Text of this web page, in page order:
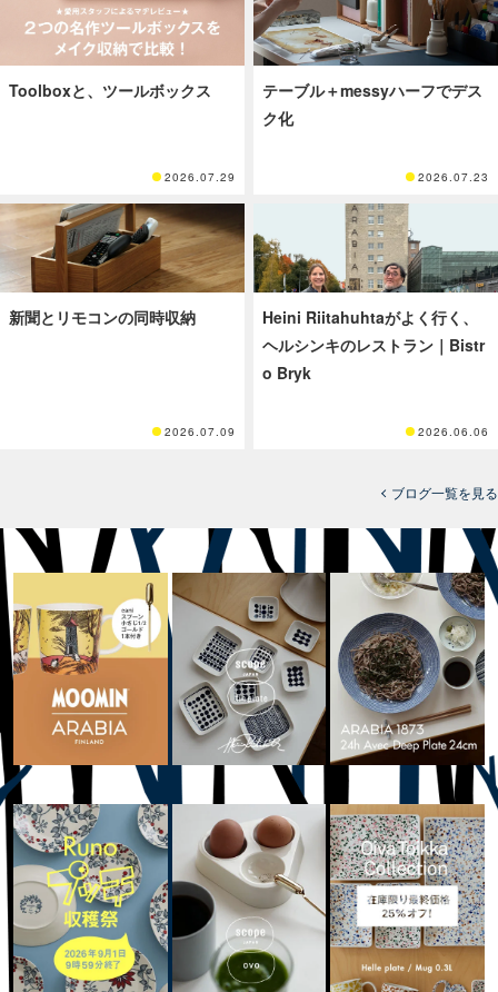
Toolboxと、ツールボックス
2026.07.29
テーブル＋messyハーフでデス
ク化
2026.07.23
新聞とリモコンの同時収納
2026.07.09
Heini Riitahuhtaがよく行く、
ヘルシンキのレストラン｜Bistr
o Bryk
2026.06.06
ブログ一覧を見る